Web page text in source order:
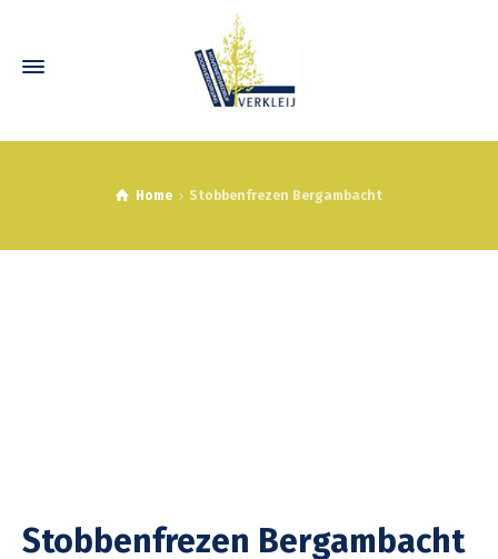
Home Stobbenfrezen Bergambacht
Stobbenfrezen Bergambacht